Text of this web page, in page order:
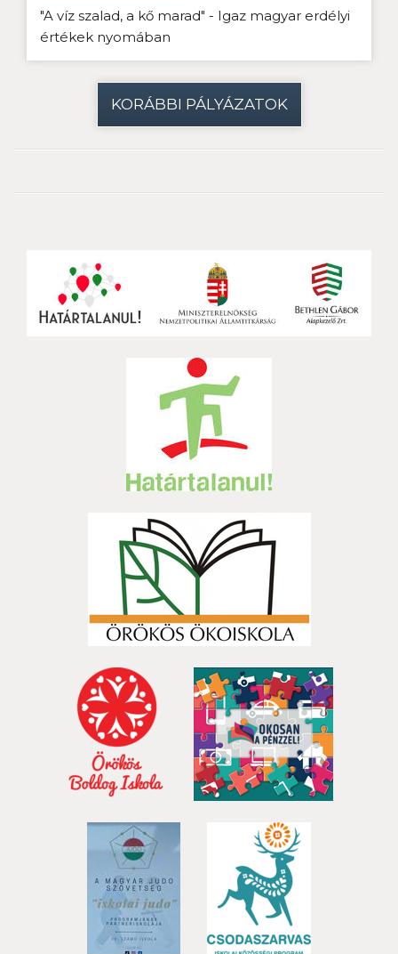
"A víz szalad, a kő marad" - Igaz magyar erdélyi
értékek nyomában
KORÁBBI PÁLYÁZATOK